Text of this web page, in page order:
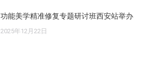
功能美学精准修复专题研讨班西安站举办
2025年12月22日